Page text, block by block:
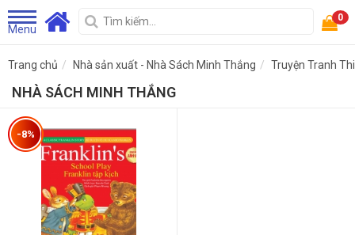
Menu
0
Trang chủ Nhà sản xuất - Nhà Sách Minh Thắng Truyện Tranh
NHÀ SÁCH MINH THẮNG
-8%